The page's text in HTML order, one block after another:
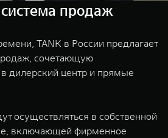
продаж
TANK в России предлагает
сочетающую
дилерский центр и прямые
осуществляться в собственной
включающей фирменное